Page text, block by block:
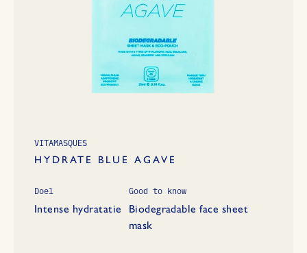
VITAMASQUES
HYDRATE BLUE AGAVE
Doel
Intense hydratatie
Good to know
Biodegradable face sheet
mask